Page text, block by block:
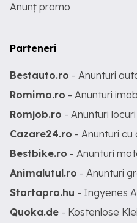
Anunț promo
Parteneri
Bestauto.ro - Anunturi
Romimo.ro - Anunturi
Romjob.ro - Anunturi
Cazare24.ro - Anunturi
Bestbike.ro - Anunturi
Animalutul.ro - Anunturi
Startapro.hu - Ingyenes
Quoka.de - Kostenlose